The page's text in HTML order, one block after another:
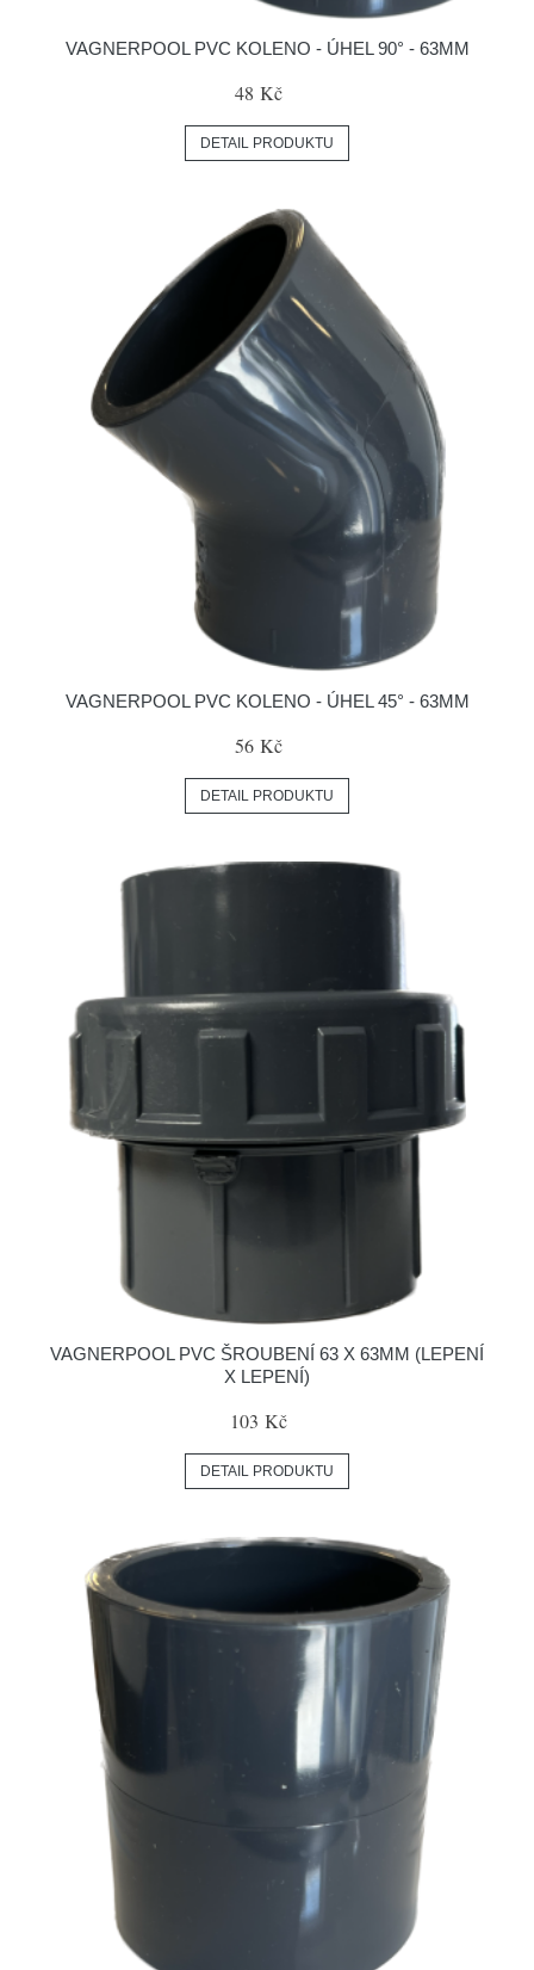
VAGNERPOOL PVC KOLENO - ÚHEL 90° - 63MM
48 Kč
DETAIL PRODUKTU
VAGNERPOOL PVC KOLENO - ÚHEL 45° - 63MM
56 Kč
DETAIL PRODUKTU
VAGNERPOOL PVC ŠROUBENÍ 63 X 63MM (LEPENÍ
X LEPENÍ)
103 Kč
DETAIL PRODUKTU